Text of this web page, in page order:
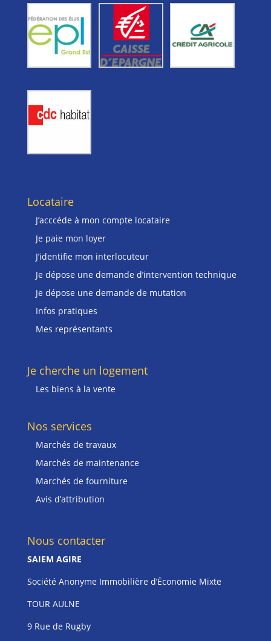
Locataire
J’acccéde à mon compte locataire
Je paie mon loyer
J’identifie mon interlocuteur
Je dépose une demande d’intervention technique
Je dépose une demande de mutation
Infos pratiques
Mes représentants
Je cherche un logement
Les biens à la vente
Nos services
Marchés de travaux
Marchés de maintenance
Marchés de fourniture
Avis d’attribution
Nous contacter
SAIEM AGIRE
Société Anonyme Immobilière d’Économie Mixte
TOUR AULNE
9 Rue de Rugby